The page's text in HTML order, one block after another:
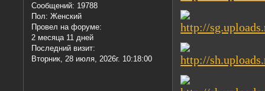
Сообщений: 19788
Пол: Женский
Провел на форуме:
2 месяца 11 дней
Последний визит:
Вторник, 28 июля, 2026г. 10:18:00